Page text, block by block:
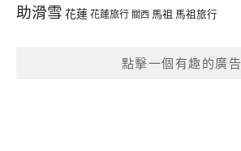
助滑雪 花蓮花蓮旅行 關西 馬祖 馬祖旅行
點擊一個有趣的廣告